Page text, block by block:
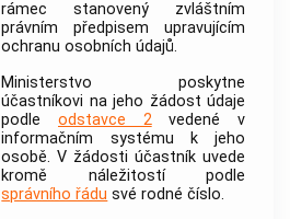
rámec stanovený zvláštním
právním předpisem upravujícím
ochranuosobních údajů.
Ministerstvo poskytne
účastníkovi na jeho žádost údaje
podle odstavce 2vedené v
informačním systému k jeho
osobě. V žádosti účastník uvede
kromě náležitostí podle
správního řádu své rodné číslo.